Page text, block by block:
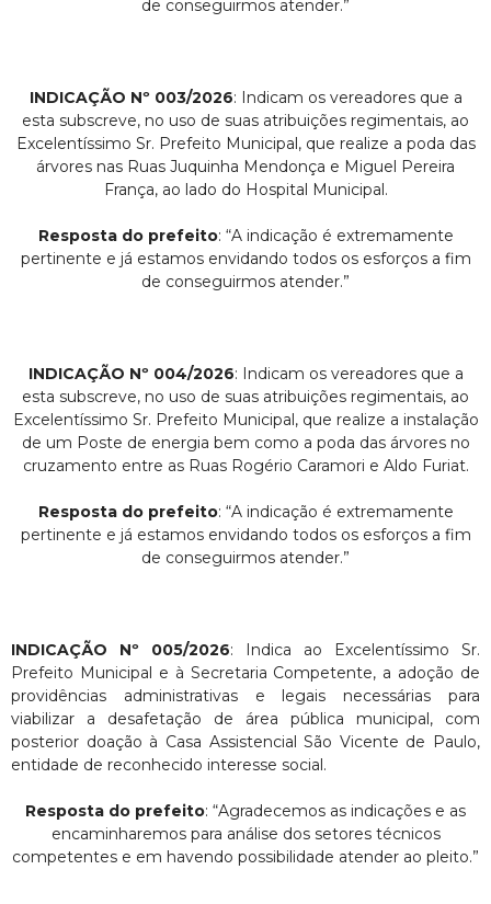
de conseguirmos atender.”
INDICAÇÃO Nº 003/2026: Indicam os vereadores que a
esta subscreve, no uso de suas atribuições regimentais, ao
Excelentíssimo Sr. Prefeito Municipal, que realize a poda das
árvores nas Ruas Juquinha Mendonça e Miguel Pereira
França, ao lado do Hospital Municipal.
Resposta do prefeito: “A indicação é extremamente
pertinente e já estamos envidando todos os esforços a fim
de conseguirmos atender.”
INDICAÇÃO Nº 004/2026: Indicam os vereadores que a
esta subscreve, no uso de suas atribuições regimentais, ao
Excelentíssimo Sr. Prefeito Municipal, que realize a instalação
de um Poste de energia bem como a poda das árvores no
cruzamento entre as Ruas Rogério Caramori e Aldo Furiat.
Resposta do prefeito: “A indicação é extremamente
pertinente e já estamos envidando todos os esforços a fim
de conseguirmos atender.”
INDICAÇÃO Nº 005/2026: Indica ao Excelentíssimo Sr.
Prefeito Municipal e à Secretaria Competente, a adoção de
providências administrativas e legais necessárias para
viabilizar a desafetação de área pública municipal, com
posterior doação à Casa Assistencial São Vicente de Paulo,
entidade de reconhecido interesse social.
Resposta do prefeito: “Agradecemos as indicações e as
encaminharemos para análise dos setores técnicos
competentes e em havendo possibilidade atender ao pleito.”